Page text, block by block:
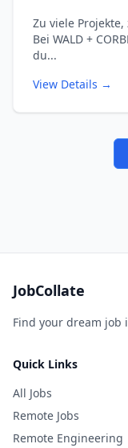
Zu viele
Bei WALD +
du...
View Details →
JobCollate
Find your dream job
Quick Links
All Jobs
Remote Jobs
Remote Engineering